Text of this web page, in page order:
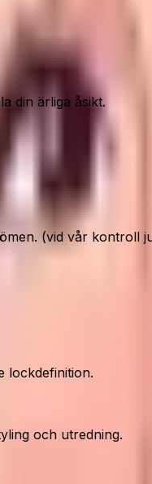
din ärliga åsikt.
(vid vår kontroll
lockdefinition.
och utredning.